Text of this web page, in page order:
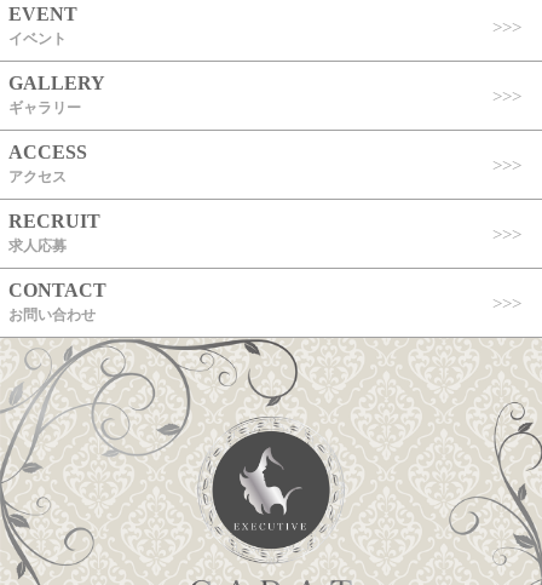
EVENT
イベント
GALLERY
ギャラリー
ACCESS
アクセス
RECRUIT
求人応募
CONTACT
お問い合わせ